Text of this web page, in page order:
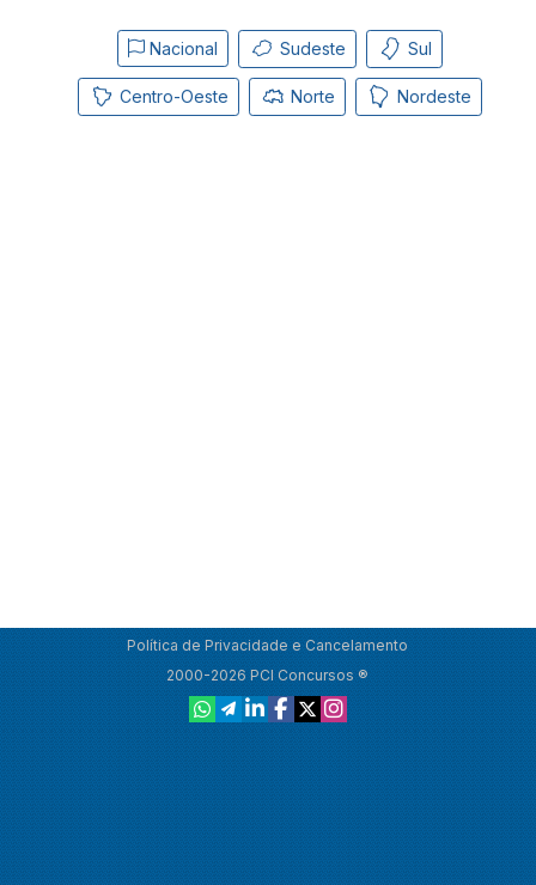
Nacional Sudeste Sul
Centro-Oeste Norte Nordeste
Política de Privacidade e Cancelamento
2000-2026 PCI Concursos ®